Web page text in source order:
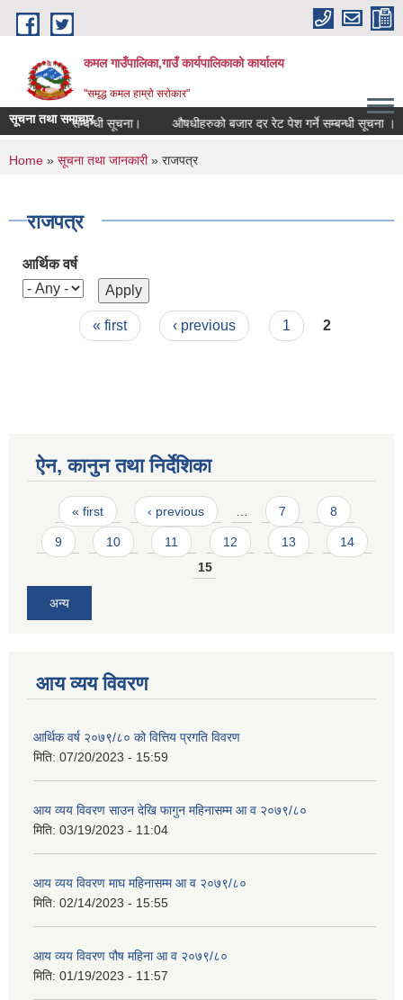
Skip to main content
कमल गाउँपालिका,गाउँ कार्यपालिकाको कार्यालय
"समृद्ध कमल हाम्रो सरोकार"
सूचना तथा समाचार
कर छुट सम्बन्धी सूचना। औषधीहरुको बजार दर रेट पेश गर्ने सम्बन्धी सूचना ।
You are here
Home » सूचना तथा जानकारी» राजपत्र
राजपत्र
आर्थिक वर्ष
Pages« first ‹ previous 1 2
ऐन, कानुन तथा निर्देशिका
Pages
« first ‹ previous 7 8
9 10 11 12 13
14
15
अन्य
आय व्यय विवरण
आर्थिक वर्ष २०७९/८० को वित्तिय प्रगति विवरण
मिति: 07/20/2023 - 15:59
आय व्यय विवरण साउन देखि फागुन महिनासम्म आ व २०७९/८०
मिति: 03/19/2023 - 11:04
आय व्यय विवरण माघ महिनासम्म आ व २०७९/८०
मिति: 02/14/2023 - 15:55
आय व्यय विवरण पौष महिना आ व २०७९/८०
मिति: 01/19/2023 - 11:57